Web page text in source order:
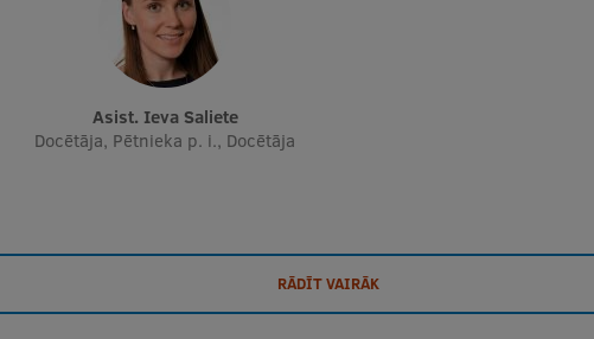
Asist. Ieva Saliete
Docētāja, Pētnieka p. i., Docētāja
RĀDĪT VAIRĀK